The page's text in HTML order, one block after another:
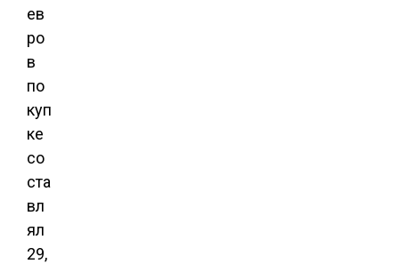
ев
ро
в
по
куп
ке
со
ста
вл
ял
29,